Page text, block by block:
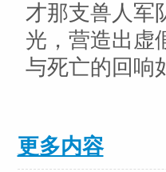
才那支兽人军
光，营造出虚
与死亡的回响
更多内容